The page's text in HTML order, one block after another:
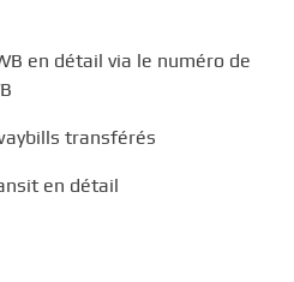
en détail via le numéro de
transférés
en détail